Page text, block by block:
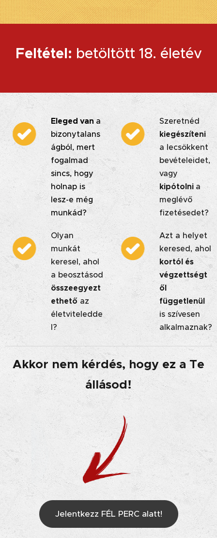
Feltétel: betöltött 18. életév
Eleged van a
bizonytalans
ágból, mert
fogalmad
sincs, hogy
holnap is
lesz-e még
munkád?
Szeretnéd
kiegészíteni
a lecsökkent
bevételeidet,
vagy
kipótolni a
meglévő
fizetésedet?
Olyan
munkát
keresel, ahol
a beosztásod
összeegyezt
ethető az
életviteledde
l?
Azt a helyet
keresed, ahol
kortól és
végzettségt
ől
függetlenül
is szívesen
alkalmaznak?
Akkor nem kérdés, hogy ez a Te
állásod!
Jelentkezz FÉL PERC alatt!